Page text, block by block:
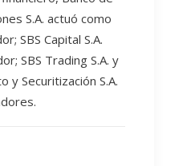
S.A. actuó como
SBS Capital S.A.
SBS Trading S.A. y
y Securitización S.A.